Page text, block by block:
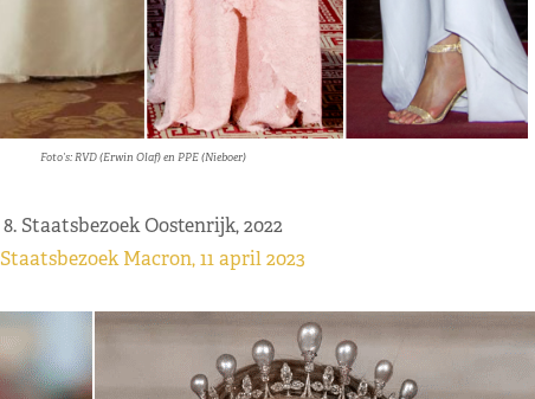
Foto’s: RVD (Erwin Olaf) en PPE (Nieboer)
8. Staatsbezoek Oostenrijk, 2022
Staatsbezoek Macron, 11 april 2023